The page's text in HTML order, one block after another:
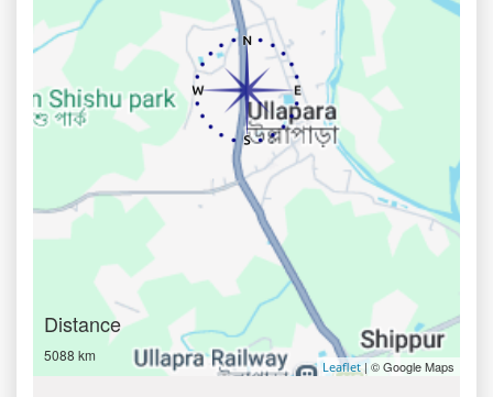
Distance
5088 km
Leaflet| © Google Maps